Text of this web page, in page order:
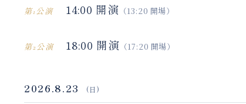
第1公演 14:00 開演 （13:20 開場）
第2公演 18:00 開演 （17:20 開場）
2026.8.23 (日)